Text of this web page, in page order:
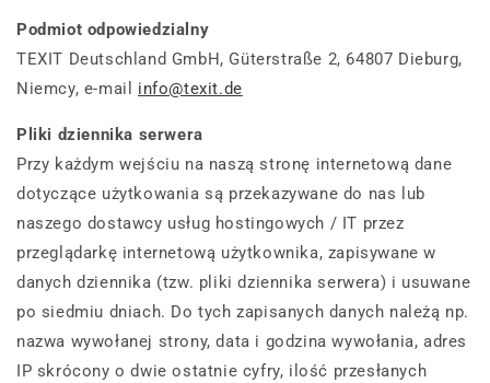
Podmiot odpowiedzialny
TEXIT Deutschland GmbH, Güterstraße 2, 64807 Dieburg,
Niemcy, e-mail info@texit.de
Pliki dziennika serwera
Przy każdym wejściu na naszą stronę internetową dane
dotyczące użytkowania są przekazywane do nas lub
naszego dostawcy usług hostingowych / IT przez
przeglądarkę internetową użytkownika, zapisywane w
danych dziennika (tzw. pliki dziennika serwera) i usuwane
po siedmiu dniach. Do tych zapisanych danych należą np.
nazwa wywołanej strony, data i godzina wywołania, adres
IP skrócony o dwie ostatnie cyfry, ilość przesłanych